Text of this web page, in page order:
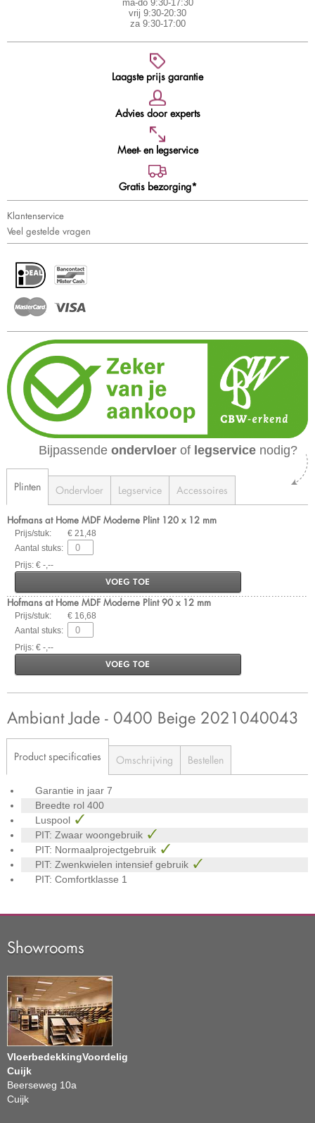
ma-do 9:30-17:30
vrij 9:30-20:30
za 9:30-17:00
Laagste prijs garantie
Advies door experts
Meet- en legservice
Gratis bezorging*
Klantenservice
Veel gestelde vragen
Bijpassende ondervloer of legservice nodig?
Plinten Ondervloer Legservice Accessoires
Hofmans at Home MDF Moderne Plint 120 x 12 mm
Prijs/stuk:
€ 21,48
Aantal stuks:
Prijs: € -,--
VOEG TOE
Hofmans at Home MDF Moderne Plint 90 x 12 mm
Prijs/stuk:
€ 16,68
Aantal stuks:
Prijs: € -,--
VOEG TOE
Ambiant Jade - 0400 Beige 2021040043
Product specificaties Omschrijving Bestellen
Garantie in jaar 7
Breedte rol 400
Luspool
PIT: Zwaar woongebruik
PIT: Normaalprojectgebruik
PIT: Zwenkwielen intensief gebruik
PIT: Comfortklasse 1
Showrooms
VloerbedekkingVoordelig
Cuijk
Beerseweg 10a
Cuijk